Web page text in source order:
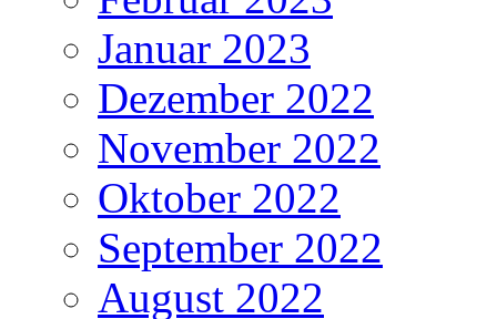
Januar 2023
Dezember 2022
November 2022
Oktober 2022
September 2022
August 2022